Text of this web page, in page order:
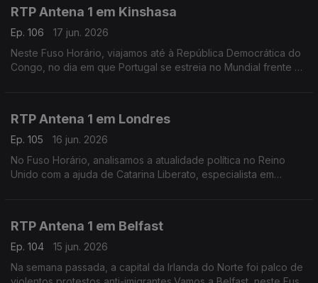
RTP Antena 1 em Kinshasa
Ep. 106
17 jun. 2026
Neste Fuso Horário, viajamos até à República Democrática do
Congo, no dia em que Portugal se estreia no Mundial frente à
RTP Antena 1 em Londres
Ep. 105
16 jun. 2026
No Fuso Horário, analisamos a atualidade política no Reino
Unido com a ajuda de Catarina Liberato, especialista em
RTP Antena 1 em Belfast
Ep. 104
15 jun. 2026
Na semana passada, a capital da Irlanda do Norte foi palco de